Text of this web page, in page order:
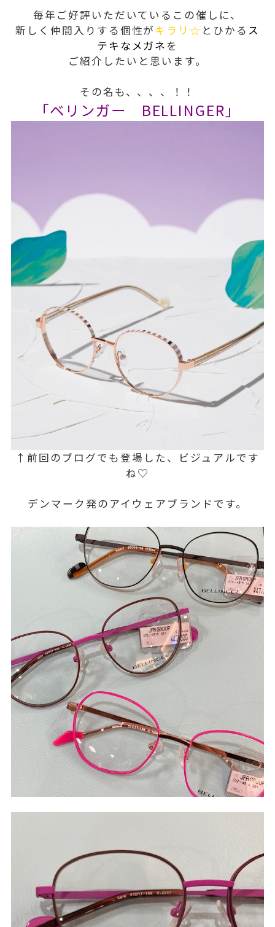
毎年ご好評いただいているこの催しに、
新しく仲間入りする個性が キラリ☆ とひかる ス
テキなメガネを
ご紹介したいと思います。
その名も、、、、！！
「ベリンガー BELLINGER」
↑前回のブログでも登場した、ビジュアルです
ね♡
デンマーク発のアイウェアブランドです。